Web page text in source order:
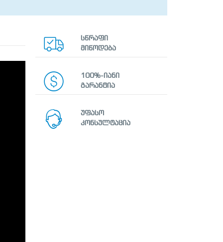
სწრაფი
მიწოდება
100%-იანი
გარანტია
უფასო
კონსულტაცია